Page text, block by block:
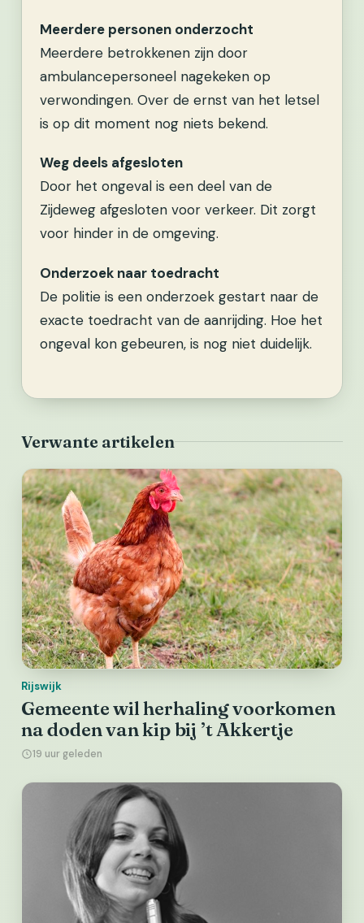
Meerdere personen onderzocht
Meerdere betrokkenen zijn door
ambulancepersoneel nagekeken op
verwondingen. Over de ernst van het letsel
is op dit moment nog niets bekend.
Weg deels afgesloten
Door het ongeval is een deel van de
Zijdeweg afgesloten voor verkeer. Dit zorgt
voor hinder in de omgeving.
Onderzoek naar toedracht
De politie is een onderzoek gestart naar de
exacte toedracht van de aanrijding. Hoe het
ongeval kon gebeuren, is nog niet duidelijk.
Verwante artikelen
Rijswijk
Gemeente wil herhaling voorkomen
na doden van kip bij ’t Akkertje
19 uur geleden